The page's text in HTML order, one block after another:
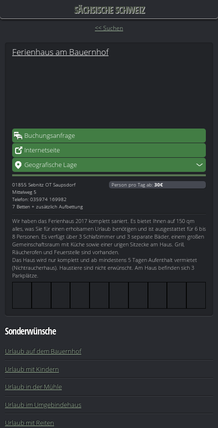
SÄCHSISCHE SCHWEIZ
<< Suchen
Ferienhaus am Bauernhof
Buchungsanfrage
Internetseite
Geografische Lage
01855 Sebnitz OT Saupsdorf
Mittelweg 5
Telefon: 035974 169982
7 Betten + zusätzlich Aufbettung
Person pro Tag ab: 30€
Wir haben das Ferienhaus 2017 komplett saniert. Es bietet Ihnen auf 150 qm
alles, was Sie für einen erholsamen Urlaub benötigen und ist ausgestattet für 6 bis
8 Personen. Es verfügt über 3 Schlafzimmer und 3 separate Bäder, einem großen
Gemeinschaftsraum mit Küche sowie einer urigen Sitzecke am Haus. Grill,
Räucherofen und Feuerstelle sind vorhanden.
Das Haus wird nur komplett und ab mindestens 5 Tagen Aufenthalt vermietet
(Nichtraucherhaus). Haustiere sind nicht erwünscht. Am Haus befinden sich 3
Parkplätze.
Sonderwünsche
Urlaub auf dem Bauernhof
Urlaub mit Kindern
Urlaub in der Mühle
Urlaub im Umgebindehaus
Urlaub mit Reiten